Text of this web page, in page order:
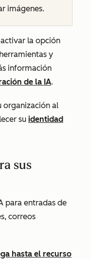
imágenes.
la opción
y
información
de la IA.
organización al
su identidad
sus
para entradas de
correos
hasta el recurso